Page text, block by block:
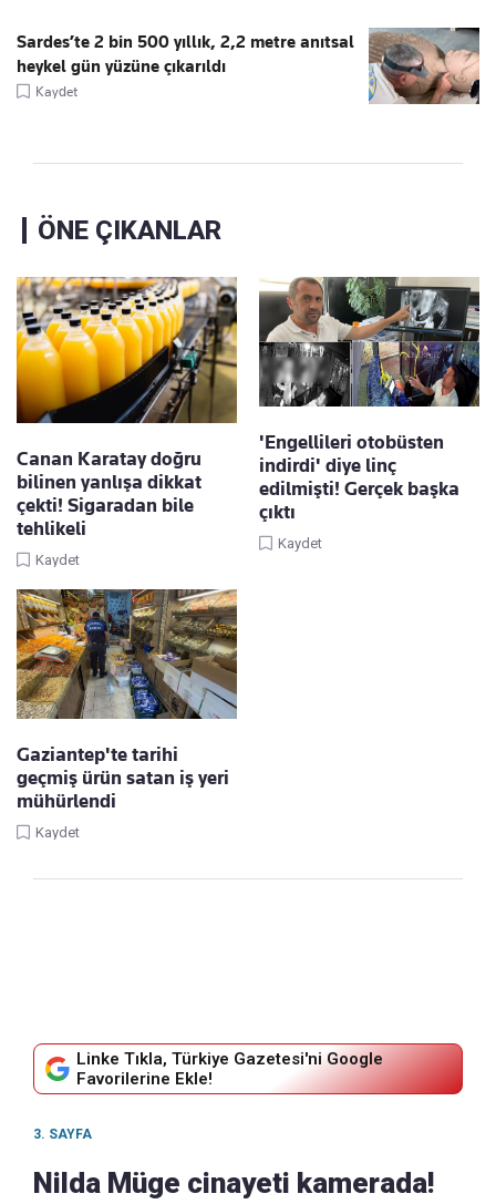
Sardes’te 2 bin 500 yıllık, 2,2 metre anıtsal
heykel gün yüzüne çıkarıldı
Kaydet
ÖNE ÇIKANLAR
Canan Karatay doğru
bilinen yanlışa dikkat
çekti! Sigaradan bile
tehlikeli
Kaydet
'Engellileri otobüsten
indirdi' diye linç
edilmişti! Gerçek başka
çıktı
Kaydet
Gaziantep'te tarihi
geçmiş ürün satan iş yeri
mühürlendi
Kaydet
Linke Tıkla, Türkiye Gazetesi'ni Google
Favorilerine Ekle!
3. SAYFA
Nilda Müge cinayeti kamerada!